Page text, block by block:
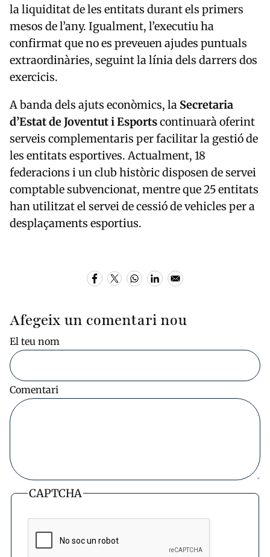
la liquiditat de les entitats durant els primers
mesos de l’any. Igualment, l’executiu ha
confirmat que no es preveuen ajudes puntuals
extraordinàries, seguint la línia dels darrers dos
exercicis.
A banda dels ajuts econòmics, la Secretaria
d’Estat de Joventut i Esportscontinuarà oferint
serveis complementaris per facilitar la gestió de
les entitats esportives. Actualment, 18
federacions i un club històric disposen de servei
comptable subvencionat, mentre que 25 entitats
han utilitzat el servei de cessió de vehicles per a
desplaçaments esportius.
Afegeix un comentari nou
El teu nom
Comentari
CAPTCHA